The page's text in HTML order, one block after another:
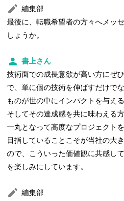
編集部
最後に、転職希望者の方々へメッ
しょうか。
書上さん
技術面での成長意欲が高い方にぜ
で、単に個の技術を伸ばすだけで
ものが世の中にインパクトを与え
そしてその達成感を共に味わえる
一丸となって高度なプロジェクト
目指していることこそが当社の大
ので、こういった価値観に共感し
を楽しみにしています。
編集部